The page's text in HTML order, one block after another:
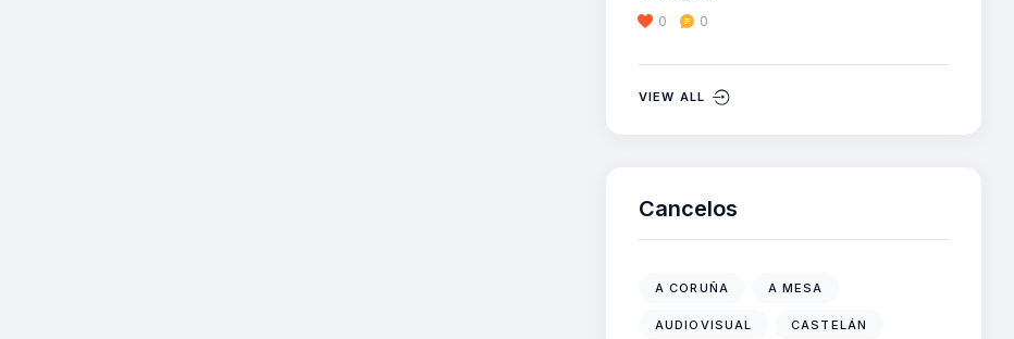
0 0
VIEW ALL
Cancelos
A CORUÑA A MESA
AUDIOVISUAL CASTELÁN